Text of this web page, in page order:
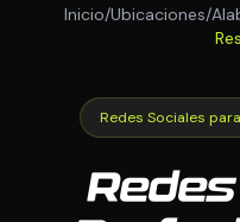
Inicio/Ubicaciones/
Redes Sociales